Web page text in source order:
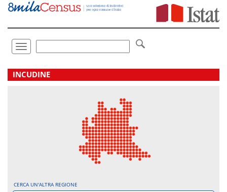
Vai
direttamente
Toggle
navigation
.
INCUDINE
CERCA UN'ALTRA REGIONE